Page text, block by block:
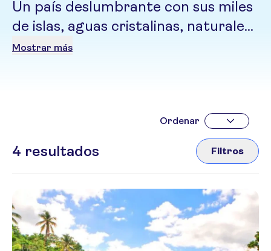
Un país deslumbrante con sus miles
de islas, aguas cristalinas, naturaleza
exuberante, playas remotas,
Mostrar más
4 resultados
Ordenar
Filtros